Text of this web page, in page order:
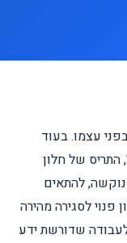
עצמו. בעוד
התריס של חלון
להתאים
פנוי לסגירה מהירה
שדורשת ידע